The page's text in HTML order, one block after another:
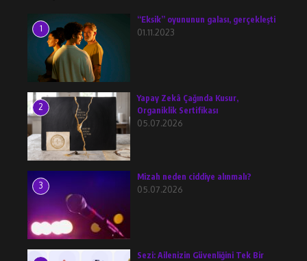
1
“Eksik” oyununun galası, gerçekleşti
01.11.2023
2
Yapay Zekâ Çağında Kusur,
Organiklik Sertifikası
05.07.2026
3
Mizah neden ciddiye alınmalı?
05.07.2026
Sezi: Ailenizin Güvenliğini Tek Bir